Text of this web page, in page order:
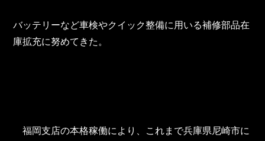
バッテリーなど車検やクイック整備に用いる補修部品在
庫拡充に努めてきた。
福岡支店の本格稼働により、これまで兵庫県尼崎市に